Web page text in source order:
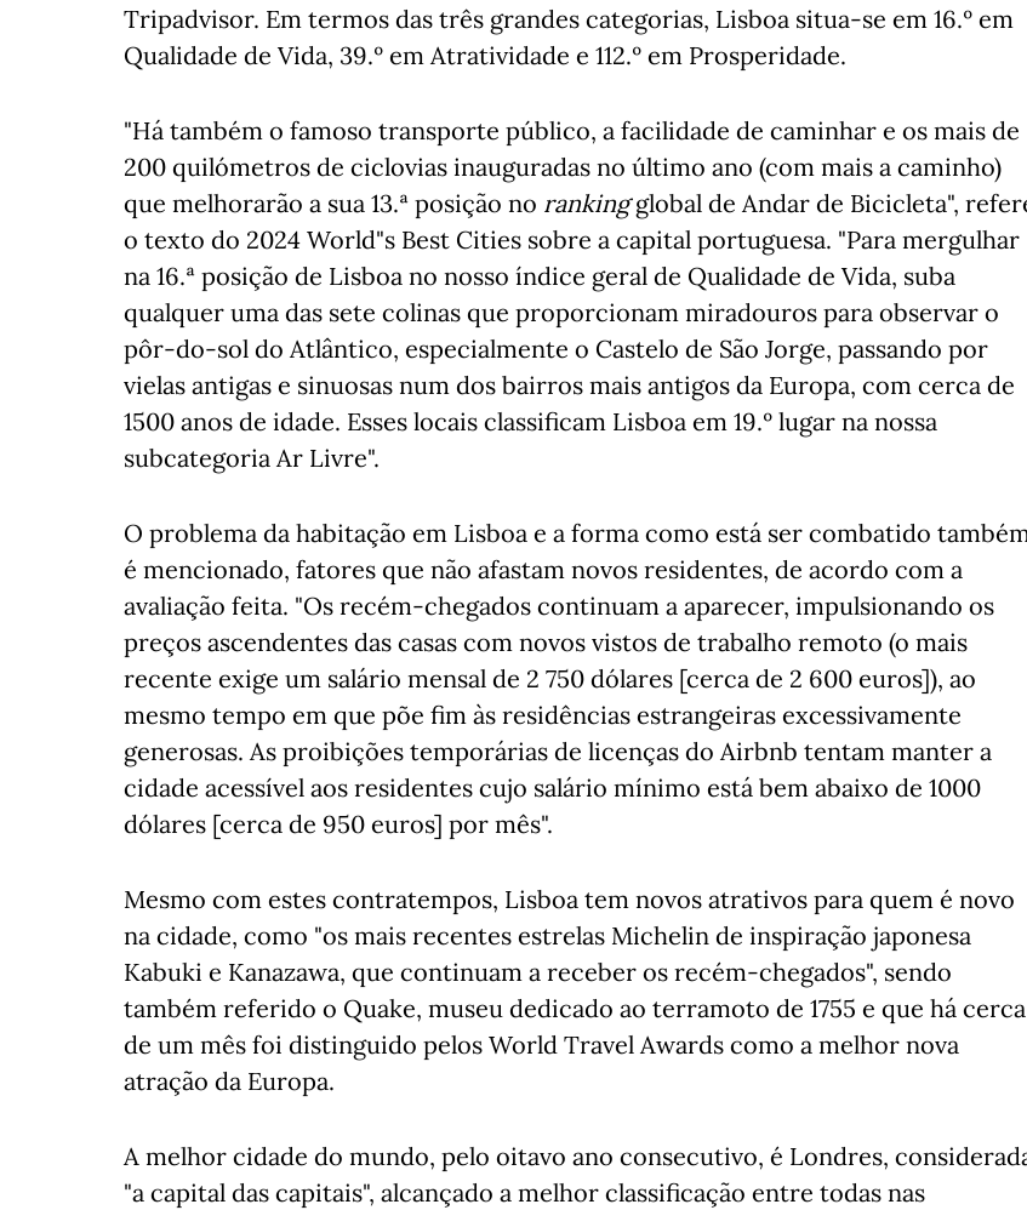
Tripadvisor. Em termos das três grandes categorias, Lisboa situa-se em 16.º em
Qualidade de Vida, 39.º em Atratividade e 112.º em Prosperidade.
"Há também o famoso transporte público, a facilidade de caminhar e os mais de
200 quilómetros de ciclovias inauguradas no último ano (com mais a caminho)
que melhorarão a sua 13.ª posição no rankingglobal de Andar de Bicicleta",
o texto do 2024 World"s Best Cities sobre a capital portuguesa. "Para mergulhar
na 16.ª posição de Lisboa no nosso índice geral de Qualidade de Vida, suba
qualquer uma das sete colinas que proporcionam miradouros para observar o
pôr-do-sol do Atlântico, especialmente o Castelo de São Jorge, passando por
vielas antigas e sinuosas num dos bairros mais antigos da Europa, com cerca de
1500 anos de idade. Esses locais classificam Lisboa em 19.º lugar na nossa
subcategoria Ar Livre".
O problema da habitação em Lisboa e a forma como está ser combatido
é mencionado, fatores que não afastam novos residentes, de acordo com a
avaliação feita. "Os recém-chegados continuam a aparecer, impulsionando os
preços ascendentes das casas com novos vistos de trabalho remoto (o mais
recente exige um salário mensal de 2 750 dólares [cerca de 2 600 euros]), ao
mesmo tempo em que põe fim às residências estrangeiras excessivamente
generosas. As proibições temporárias de licenças do Airbnb tentam manter a
cidade acessível aos residentes cujo salário mínimo está bem abaixo de 1000
dólares [cerca de 950 euros] por mês".
Mesmo com estes contratempos, Lisboa tem novos atrativos para quem é novo
na cidade, como "os mais recentes estrelas Michelin de inspiração japonesa
Kabuki e Kanazawa, que continuam a receber os recém-chegados", sendo
também referido o Quake, museu dedicado ao terramoto de 1755 e que há cerca
de um mês foi distinguido pelos World Travel Awards como a melhor nova
atração da Europa.
A melhor cidade do mundo, pelo oitavo ano consecutivo, é Londres,
"a capital das capitais", alcançado a melhor classificação entre todas nas